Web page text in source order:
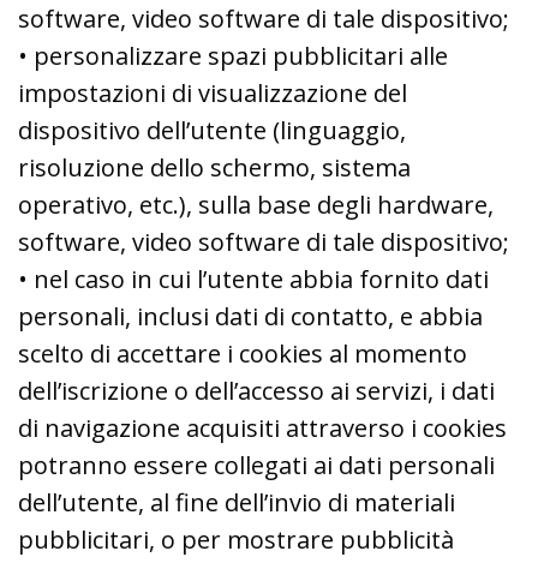
software, video software di tale dispositivo;
• personalizzare spazi pubblicitari alle
impostazioni di visualizzazione del
dispositivo dell’utente (linguaggio,
risoluzione dello schermo, sistema
operativo, etc.), sulla base degli hardware,
software, video software di tale dispositivo;
• nel caso in cui l’utente abbia fornito dati
personali, inclusi dati di contatto, e abbia
scelto di accettare i cookies al momento
dell’iscrizione o dell’accesso ai servizi, i dati
di navigazione acquisiti attraverso i cookies
potranno essere collegati ai dati personali
dell’utente, al fine dell’invio di materiali
pubblicitari, o per mostrare pubblicità